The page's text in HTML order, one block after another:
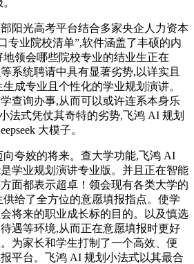
光高考平台结合多家央企人力资本
专业院校清单”,软件涵盖了丰硕的内
领会哪些院校专业的结业生正在
系统聘请中具有显著劣势,以详实且
成专业且个性化的学业规划演讲。
查询办事,从而可以或许连系本身乐
法式凭仗其奇特的劣势,飞鸿 AI 规划
大模子。
夸姣的将来。查大学功能,飞鸿 AI
学业规划演讲专业版。并且正在智能
面都表示超卓！领会现有各类大学的
给了全方位的意愿填报指点。使学
将来的职业成长标的目的。以及慎选
遇等环境,从而正在意愿填报时更好
为家长和学生打制了一个高效、便
平台。飞鸿 AI 规划小法式以其最合